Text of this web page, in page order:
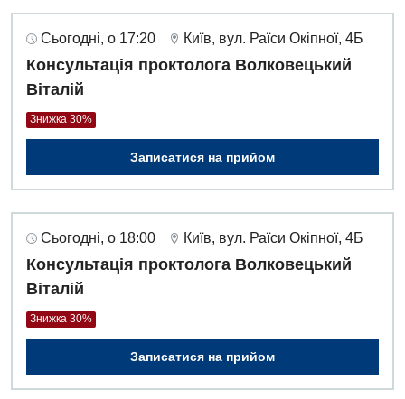
Сьогодні, о 17:20 Київ, вул. Раїси Окіпної, 4Б
Консультація проктолога Волковецький
Віталій
Знижка 30%
Записатися на прийом
Сьогодні, о 18:00 Київ, вул. Раїси Окіпної, 4Б
Консультація проктолога Волковецький
Віталій
Знижка 30%
Записатися на прийом